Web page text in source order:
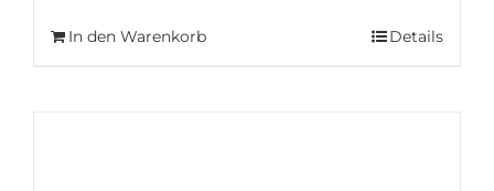
In den Warenkorb Details